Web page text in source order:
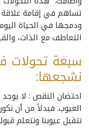
تساهم في إقامة علاقة
ودمجها في الحياة
التعاطف مع الذات،
سبعة تحولات
نشجعها:
احتضان النقص : لا
العيوب. فبدلاً من أن
نتقبل عيوبنا ونتعلم